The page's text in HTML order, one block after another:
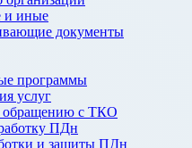
и иные
документы
программы
услуг
обращению с ТКО
ПДн
и защиты ПДн